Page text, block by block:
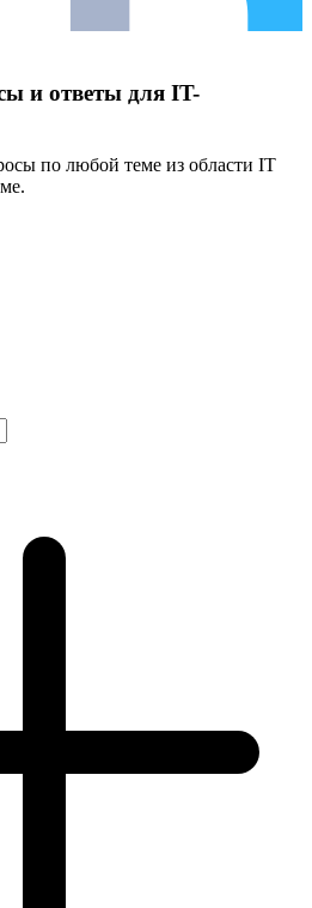
и ответы для IT-
по любой теме из области IT